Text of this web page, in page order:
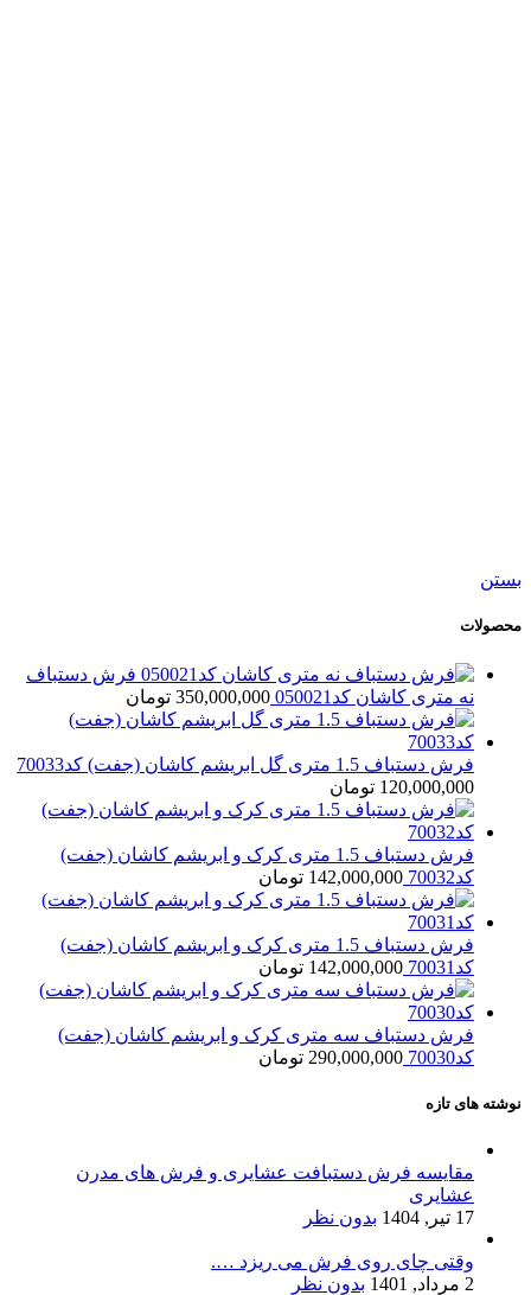
بستن
محصولات
فرش دستباف
نه متری کاشان کد050021
350,000,000 تومان
فرش دستباف 1.5 متری گل ابریشم کاشان (جفت) کد70033
120,000,000 تومان
فرش دستباف 1.5 متری کرک و ابریشم کاشان (جفت)
کد70032
142,000,000 تومان
فرش دستباف 1.5 متری کرک و ابریشم کاشان (جفت)
کد70031
142,000,000 تومان
فرش دستباف سه متری کرک و ابریشم کاشان (جفت)
کد70030
290,000,000 تومان
نوشته های تازه
مقایسه فرش دستبافت عشایری و فرش های مدرن
عشایری
17 تیر, 1404
بدون نظر
وقتی چای روی فرش می ریزد ….
2 مرداد, 1401
بدون نظر